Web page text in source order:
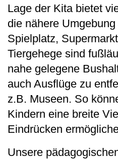
Lage der Kita bietet
die nähere
Spielplatz,
Tiergehege sind
nahe gelegene
auch Ausflüge zu
z.B. Museen. So
Kindern eine breite
Eindrücken
Unsere